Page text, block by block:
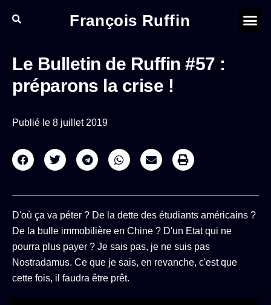
François Ruffin
Le Bulletin de Ruffin #57 :
préparons la crise !
Publié le 8 juillet 2019
D'où ça va péter ? De la dette des étudiants américains ?
De la bulle immobilière en Chine ? D'un Etat qui ne
pourra plus payer ? Je sais pas, je ne suis pas
Nostradamus. Ce que je sais, en revanche, c'est que
cette fois, il faudra être prêt.